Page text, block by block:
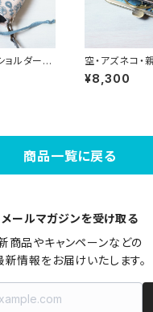
ョルダー・
空・アズネコ
¥8,300
商品一覧に戻る
メールマガジンを受け取る
商品やキャンペーンなどの
新情報をお届けいたします。